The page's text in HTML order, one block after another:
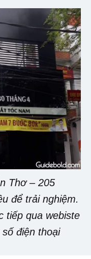
Thơ – 205
để trải nghiệm.
tiếp qua webiste
điện thoại